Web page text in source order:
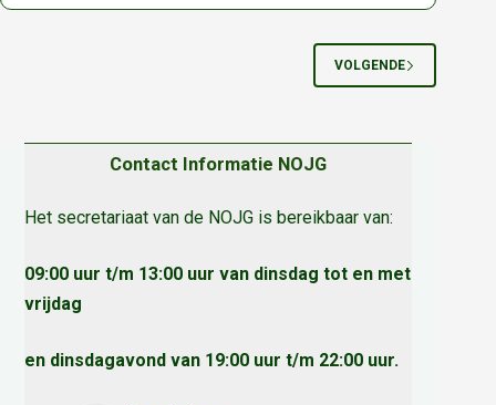
en
grijze
na
2026
VOLGENDE
Contact Informatie NOJG
Het secretariaat van de NOJG is bereikbaar van:
09:00 uur t/m 13:00 uur van dinsdag tot en met
vrijdag
en dinsdagavond van 19:00 uur t/m 22:00 uur.